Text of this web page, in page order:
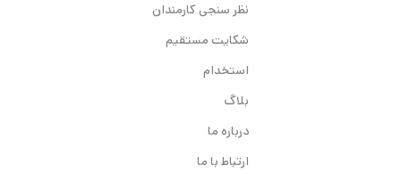
نظر سنجی کارمندان
شکایت مستقیم
استخدام
بلاگ
درباره ما
ارتباط با ما